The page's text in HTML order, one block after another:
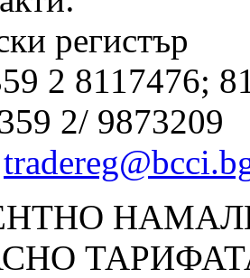
регистър
2 8117476;
2/ 9873209